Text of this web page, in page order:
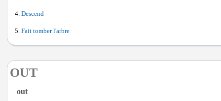
Descend
Fait tomber l'arbre
OUT
out